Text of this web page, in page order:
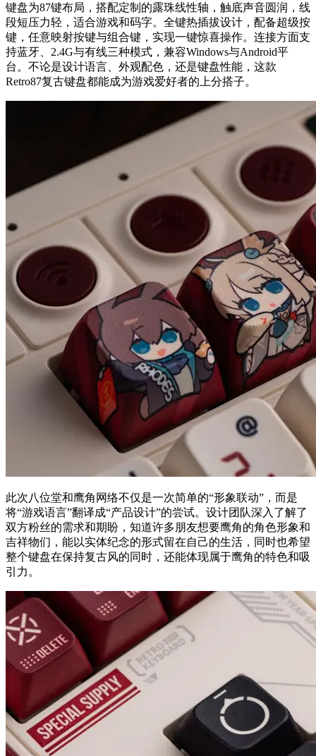
键盘为87键布局，搭配定制的露珠线性轴，触底声音圆润，线
段短压力轻，适合游戏和码字。全键热插拔设计，配备超级按
键，任意映射按键与组合键，实现一键惊喜操作。连接方面支
持蓝牙、2.4G与有线三种模式，兼容Windows与Android平
台。不论是设计语言、外观配色，还是键盘性能，这款
Retro87复古键盘都能成为游戏爱好者的上分搭子。
此次八位堂和鹰角网络不仅是一次简单的“形象联动”，而是
将“游戏语言”翻译成“产品设计”的尝试。设计团队深入了解了
双方粉丝的需求和期盼，知道许多朋友想要鹰角的角色形象和
吉祥物们，能以实体纪念的形式留在自己的生活，同时也希望
整个键盘在保持复古风的同时，还能体现属于鹰角的特色和吸
引力。